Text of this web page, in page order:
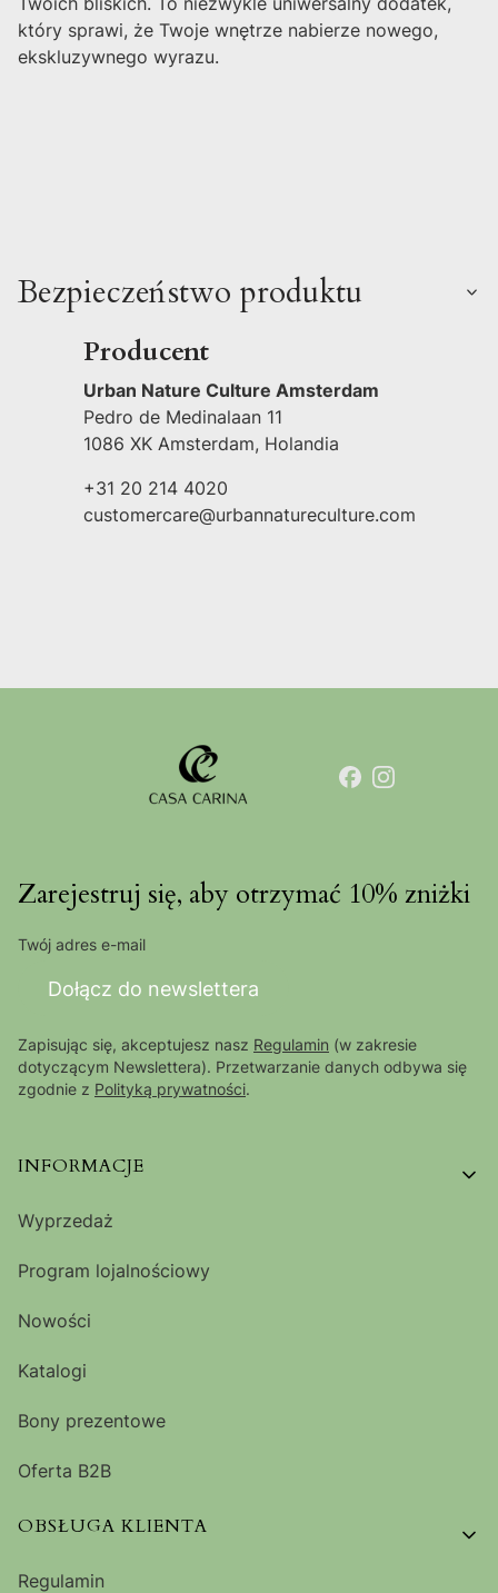
który sprawi, że Twoje wnętrze nabierze nowego,
ekskluzywnego wyrazu.
Bezpieczeństwo produktu
Producent
Urban Nature Culture Amsterdam
Pedro de Medinalaan 11
1086 XK Amsterdam, Holandia
+31 20 214 4020
customercare@urbannatureculture.com
Zarejestruj się, aby otrzymać 10% zniżki
Twój adres e-mail
Dołącz do newslettera
Zapisując się, akceptujesz nasz Regulamin (w zakresie
dotyczącym Newslettera). Przetwarzanie danych odbywa się
zgodnie z Polityką prywatności.
Linki w stopce
INFORMACJE
Wyprzedaż
Program lojalnościowy
Nowości
Katalogi
Bony prezentowe
Oferta B2B
OBSŁUGA KLIENTA
Regulamin